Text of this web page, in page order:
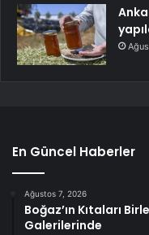
En Güncel Haberler
Ağustos 7, 2026
Boğaz’ın Kıtaları
Galerilerinde